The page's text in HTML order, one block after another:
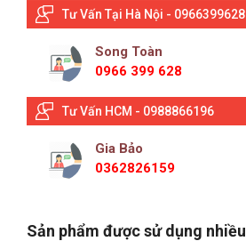
Tư Vấn Tại Hà Nội - 0966399628
Song Toàn
0966 399 628
Tư Vấn HCM - 0988866196
Gia Bảo
0362826159
Sản phẩm được sử dụng nhiều